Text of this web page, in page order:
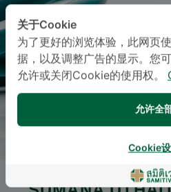
关于Cookie
为了更好的浏览体验，此网页
据，以及调整广告的显示。您
允许或关闭Cookie的使用权。
允许全
Cookie